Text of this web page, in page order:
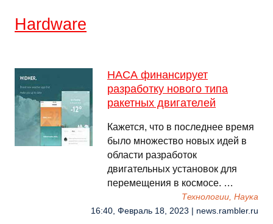
Hardware
НАСА финансирует
разработку нового типа
ракетных двигателей
Кажется, что в последнее время
было множество новых идей в
области разработок
двигательных установок для
перемещения в космосе. …
Технологии, Наука
16:40, Февраль 18, 2023 | news.rambler.ru